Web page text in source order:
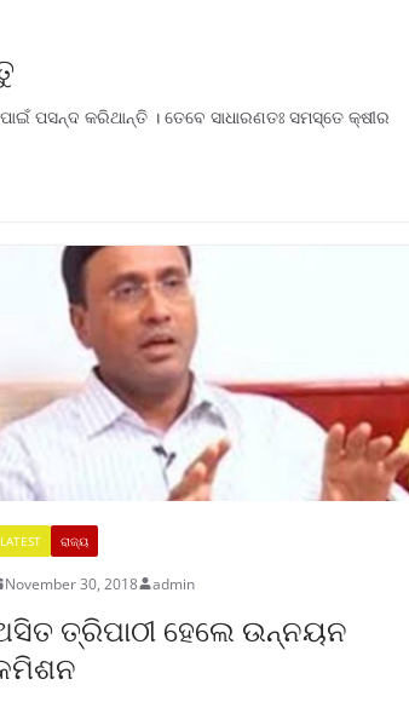
ପସନ୍ଦ କରିଥାନ୍ତି । ତେବେ ସାଧାରଣତଃ ସମସ୍ତେ କ୍ଷୀର
LATEST ରାଜ୍ୟ
November 30, 2018 admin
ତ୍ରିପାଠୀ ହେଲେ ଉନ୍ନୟନ